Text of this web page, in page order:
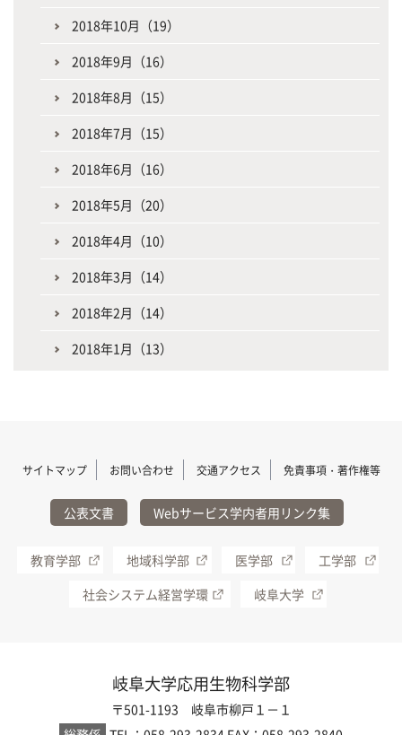
2018年10月（19）
2018年9月（16）
2018年8月（15）
2018年7月（15）
2018年6月（16）
2018年5月（20）
2018年4月（10）
2018年3月（14）
2018年2月（14）
2018年1月（13）
サイトマップ お問い合わせ 交通アクセス 免責事項・著作権等
公表文書 Webサービス学内者用リンク集
教育学部 地域科学部 医学部
工学部
社会システム経営学環
岐阜大学
岐阜大学応用生物科学部
〒501-1193 岐阜市柳戸１－１